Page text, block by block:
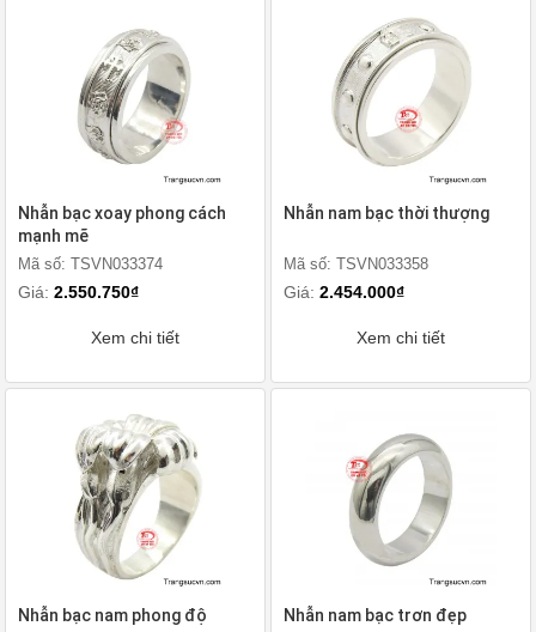
Nhẫn bạc xoay phong cách
mạnh mẽ
Mã số: TSVN033374
Giá: 2.550.750₫
Xem chi tiết
Nhẫn nam bạc thời thượng
Mã số: TSVN033358
Giá: 2.454.000₫
Xem chi tiết
Nhẫn bạc nam phong độ Nhẫn nam bạc trơn đẹp